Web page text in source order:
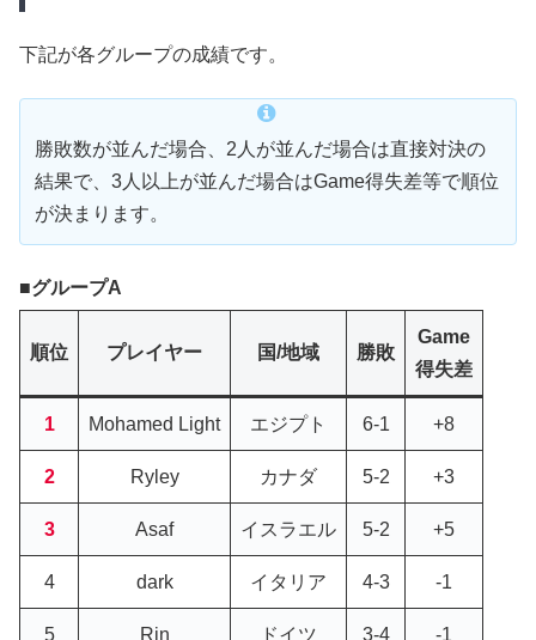
下記が各グループの成績です。
勝敗数が並んだ場合、2人が並んだ場合は直接対決の
結果で、3人以上が並んだ場合はGame得失差等で順位
が決まります。
グループA
順位 プレイヤー 国/地域 勝敗
Game
得失差
1 Mohamed Light エジプト 6-1 +8
2 Ryley カナダ 5-2 +3
3 Asaf イスラエル 5-2 +5
4 dark イタリア 4-3 -1
5 Rin ドイツ 3-4 -1